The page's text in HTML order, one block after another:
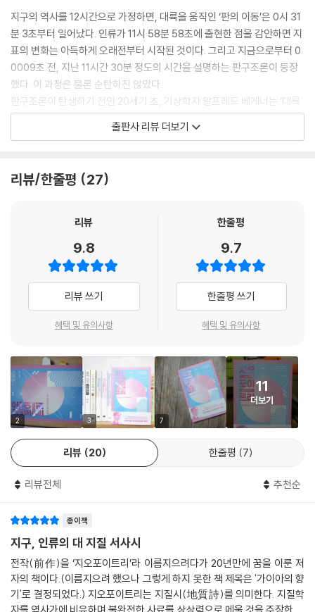
제5부 인류의 역사 그리고 미래
제12장 제4기와 인류의 시대
인간만의 특징
제4기의 지구
제4기의 기후변동
제13장 지구의 미래 그리고 인류의 미래
생물의 미래
감사의 글
참고문헌
지구의 역사를 12시간으로 가정하면, 대륙을 움직인 ‘판의 이동’은 0시 31
분 3초부터 일어났다. 인류가 11시 58분 58초에 출현한 점을 감안하면 지
표의 변화는 아득하게 오래전부터 시작된 것이다. 그리고 지금으로부터 0.
0009초 전, 지난 11시간 30분 정도의 시간을 설명하는 판구조론이 등장
했다. 이 과정은 물론 순탄하진 않았다.
판구조론이 탄생하기 전인 20세기 초, 기상학자 알프레드 베게너는 ‘대륙
이동설’을 통해 땅덩어리가 분리되어 지금과 같은 분포를 만들었다고 설명
했고, 지질학자 해리 헤스가 해저확장설을 통해 해저의 지각이 확장해서
였는지, 본인의 가설을 ‘지오포이트리’, 즉 과학적 사실을 바탕으로 둔 지질
과했던 가설들은 판구조론이라는 이론으로 자리잡게 된다.
모 때문에 실험으로 증거를 찾거나 반론을 제시하기 어려운 학문이다. 그
래서 어떤 설명들은 허무맹랑한 소리로 그치지만 어떤 주장들은 과학기술
의 발전과 새로운 해석방법의 등장으로 더 오래 살아남기도 하고, 나아가
이론으로 자리잡기도 한다. 지금의 지구과학도 마찬가지이다. 21세기가 되
어 이전과는 비교도 하지 못할 만큼 과학기술이 발전하고 다양해졌음에도
현대 과학의 틀 위에서의 지구와 생명, 그리고 인류의 미래를 보여주는 가
설들을 상세히 소개한다.
잡동사니의 세상에서 태어난 생명과
판구조론이 보여주는 인류의 미래
질은 아미노산으로 구성된다. 아미노산은 실험을 통해 그리 어렵지 않게
지구에선 아미노산을 발견하는 게 그리 어려운 일은 아니었지만, 아미노산
이 흔하다고 하여 생명 탄생이 쉬웠다는 말은 아니다. 그렇다면 생명은 어
떻게 탄생했을까?
생명의 탄생 조건에는 ‘자기복제 기능’과 ‘효소로서의 능력’이 필요하다. 자
기복제를 해야 유전 정보를 옮길 수 있고, 효소 작용이 가능해야 에너지 소
모를 줄일 수 있기 때문이다. 과거 단백질 월드 가설과 DNA 월드 가설은
출판사 리뷰 더보기
리뷰/한줄평 27
리뷰
9.8
리뷰 쓰기
혜택 및 유의사항
한줄평
9.7
한줄평 쓰기
혜택 및 유의사항
2 3 7
11
더보기
리뷰 20 한줄평 7
리뷰전체 추천순
종이책
지구, 인류의 대 지질 서사시
전작(前作)을 ‘지오포이트리’라 이름지으려다가 20년만에 꿈을 이룬 저
자의 책이다.(이름지으려 했으나 그렇게 하지 못한 책 제목은 '가이아의 향
기'로 결정되었다.) 지오포이트리는 지질시(地質詩)를 의미한다. 지질학